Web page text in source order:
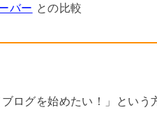
バー との比較
ログを始めたい！」という